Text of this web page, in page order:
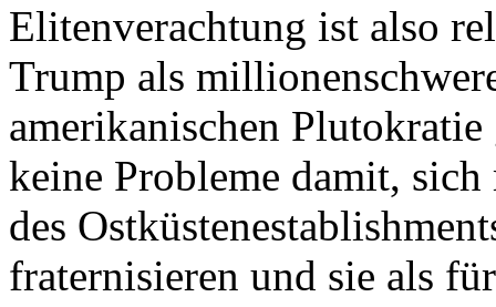
Elitenverachtung ist also
Trump als
amerikanischen
keine Probleme damit,
des
fraternisieren und sie als